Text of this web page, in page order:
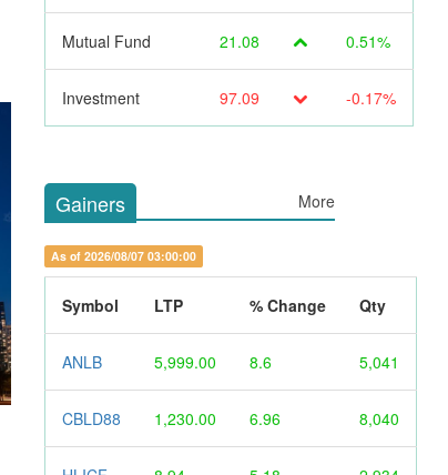
Mutual Fund 21.08 0.51%
Investment 97.09 -0.17%
Gainers More
As of 2026/08/07 03:00:00
Symbol LTP % Change Qty
ANLB 5,999.00 8.6 5,041
CBLD88 1,230.00 6.96 8,040